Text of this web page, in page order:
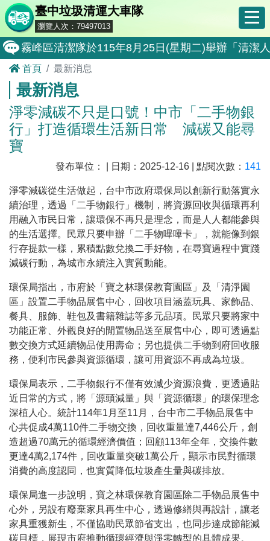
臺中垃圾清運大車隊
瀏覽人次：79497013
霧峰區清潔隊於115年8月25日(星期二)舉辦「清潔
大肚區清潔隊於115年8月25日(星期二)舉辦「清潔
北屯區清潔隊於115年8月11日(星期二)舉辦「清潔
外埔區清潔隊於115年8月18日(星期二)舉辦「清潔
石岡區清潔隊於115年8月18日(星期二)舉辦「清潔
東勢區清潔隊於115年8月18日(星期二)舉辦「清
全民監督公共工程施工品質, 請撥打通報專線0800-
防堵非洲豬瘟總動員，因應非洲豬瘟疫情，市民端
因應非洲豬瘟疫情，市民端廚餘收運排出方式不變
8月10日14:30至15:00防空演習行動網路降速演練
首頁 最新消息
最新消息
淨零減碳不只是口號！中市「二手物銀
行」打造循環生活新日常 減碳又能尋
寶
發布單位： | 日期：2025-12-16 | 點閱次數： 141
淨零減碳從生活做起，台中市政府環保局以創新行動落實永
續治理，透過「二手物銀行」機制，將資源回收與循環再利
用融入市民日常，讓環保不再只是理念，而是人人都能參與
的生活選擇。民眾只要申辦「二手物嗶嗶卡」，就能像到銀
行存提款一樣，累積點數兌換二手好物，在尋寶過程中實踐
減碳行動，為城市永續注入實質動能。
環保局指出，市府於「寶之林環保教育園區」及「清淨園
區」設置二手物品展售中心，回收項目涵蓋玩具、家飾品、
餐具、服飾、鞋包及書籍雜誌等多元品項。民眾只要將家中
功能正常、外觀良好的閒置物品送至展售中心，即可透過點
數交換方式延續物品使用壽命；另也提供二手物到府回收服
務，便利市民參與資源循環，讓可用資源不再成為垃圾。
環保局表示，二手物銀行不僅有效減少資源浪費，更透過貼
近日常的方式，將「源頭減量」與「資源循環」的環保理念
深植人心。統計114年1月至11月，台中市二手物品展售中
心共促成4萬110件二手物交換，回收重量達7,446公斤，創
造超過70萬元的循環經濟價值；回顧113年全年，交換件數
更達4萬2,174件，回收重量突破1萬公斤，顯示市民對循環
消費的高度認同，也實質降低垃圾產生量與碳排放。
環保局進一步說明，寶之林環保教育園區除二手物品展售中
心外，另設有廢棄家具再生中心，透過修繕與再設計，讓老
家具重獲新生，不僅協助民眾節省支出，也同步達成節能減
碳目標，展現市府推動循環經濟與淨零轉型的具體成果。